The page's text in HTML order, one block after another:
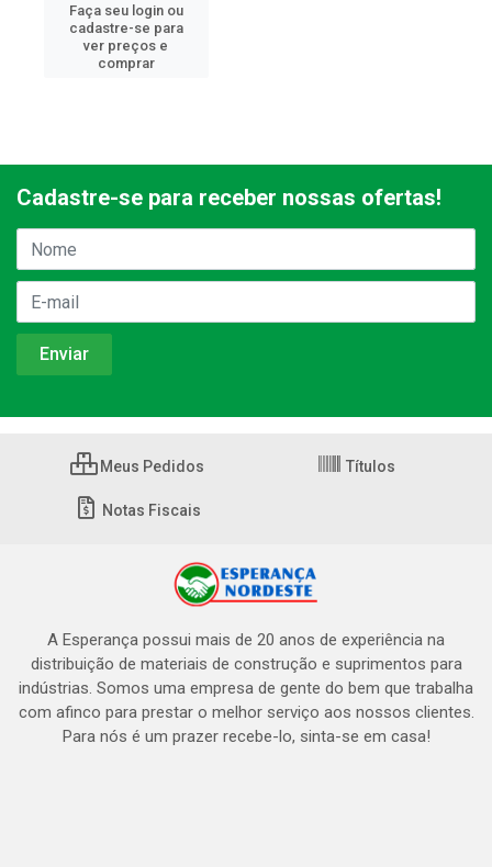
Faça seu login ou
cadastre-se para
ver preços e
comprar
Cadastre-se para receber nossas ofertas!
Meus Pedidos Títulos
Notas Fiscais
A Esperança possui mais de 20 anos de experiência na
distribuição de materiais de construção e suprimentos para
indústrias. Somos uma empresa de gente do bem que trabalha
com afinco para prestar o melhor serviço aos nossos clientes.
Para nós é um prazer recebe-lo, sinta-se em casa!